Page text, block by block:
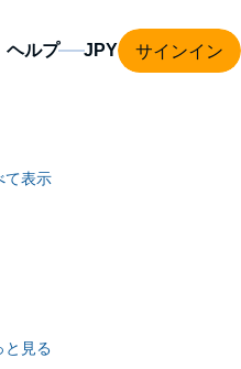
ヘルプ サインイン
て表示
と見る